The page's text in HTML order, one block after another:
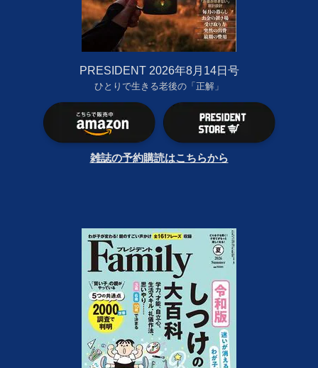
PRESIDENT 2026年8月14日号
ひとりで生きる老後の「正解」
雑誌の予約購読はこちらから